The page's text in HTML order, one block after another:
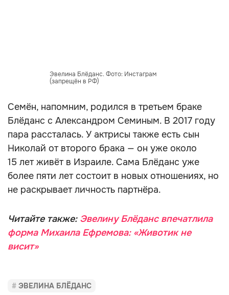
Эвелина Блёданс. Фото: Инстаграм
(запрещён в РФ)
Семён, напомним, родился в третьем браке
Блёданс с Александром Семиным. В 2017 году
пара рассталась. У актрисы также есть сын
Николай от второго брака — он уже около
15 лет живёт в Израиле. Сама Блёданс уже
более пяти лет состоит в новых отношениях, но
не раскрывает личность партнёра.
Читайте также: Эвелину Блёданс впечатлила
форма Михаила Ефремова: «Животик не
висит»
ЭВЕЛИНА БЛЁДАНС